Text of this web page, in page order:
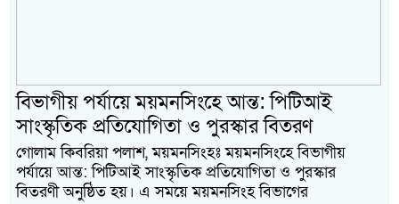
বিভাগীয় পর্যায়ে ময়মনসিংহে আন্ত: পিটিআই
সাংস্কৃতিক প্রতিযোগিতা ও পুরস্কার বিতরণ
গোলাম কিবরিয়া পলাশ, ময়মনসিংহঃ ময়মনসিংহে বিভাগীয়
পর্যায়ে আন্ত: পিটিআই সাংস্কৃতিক প্রতিযোগিতা ও পুরস্কার
বিতরণী অনুষ্ঠিত হয়। এ সময়ে ময়মনসিংহ বিভাগের